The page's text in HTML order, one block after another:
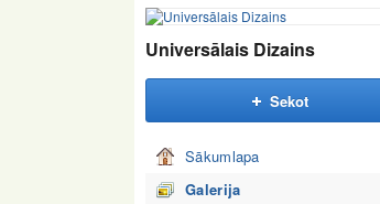
Universālais Dizains
Sekot
Sākumlapa
Galerija